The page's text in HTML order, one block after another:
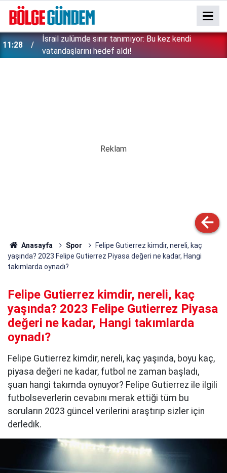
11:28
İsrail zulümde sınır tanımıyor: Bu kez kendi
vatandaşlarını hedef aldı!
Anasayfa Spor
Felipe Gutierrez kimdir, nereli, kaç
yaşında? 2023 Felipe Gutierrez Piyasa değeri ne kadar, Hangi
takımlarda oynadı?
Felipe Gutierrez kimdir, nereli, kaç
yaşında? 2023 Felipe Gutierrez Piyasa
değeri ne kadar, Hangi takımlarda
oynadı?
Felipe Gutierrez kimdir, nereli, kaç yaşında, boyu kaç,
piyasa değeri ne kadar, futbol ne zaman başladı,
şuan hangi takımda oynuyor? Felipe Gutierrez ile ilgili
futbolseverlerin cevabını merak ettiği tüm bu
soruların 2023 güncel verilerini araştırıp sizler için
derledik.